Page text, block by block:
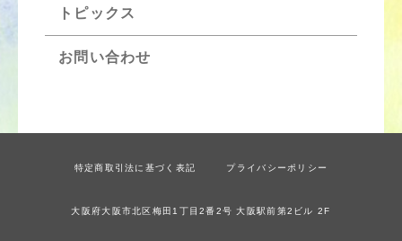
トピックス
お問い合わせ
大阪府大阪市北区梅田1丁目2番2号 大阪駅前第2ビル 2F
特定商取引法に基づく表記 プライバシーポリシー